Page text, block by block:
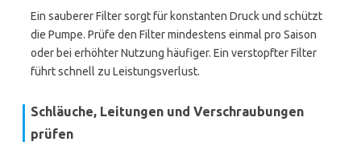
Ein sauberer Filter sorgt für konstanten Druck und schützt
die Pumpe. Prüfe den Filter mindestens einmal pro Saison
oder bei erhöhter Nutzung häufiger. Ein verstopfter Filter
führt schnell zu Leistungsverlust.
Schläuche, Leitungen und Verschraubungen
prüfen